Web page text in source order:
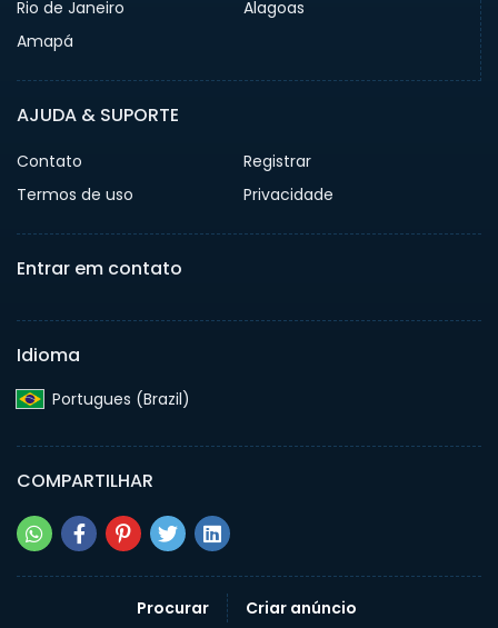
Rio de Janeiro
Alagoas
Amapá
AJUDA & SUPORTE
Contato
Registrar
Termos de uso
Privacidade
Entrar em contato
Idioma
Portugues (Brazil)‎
COMPARTILHAR
Procurar Criar anúncio